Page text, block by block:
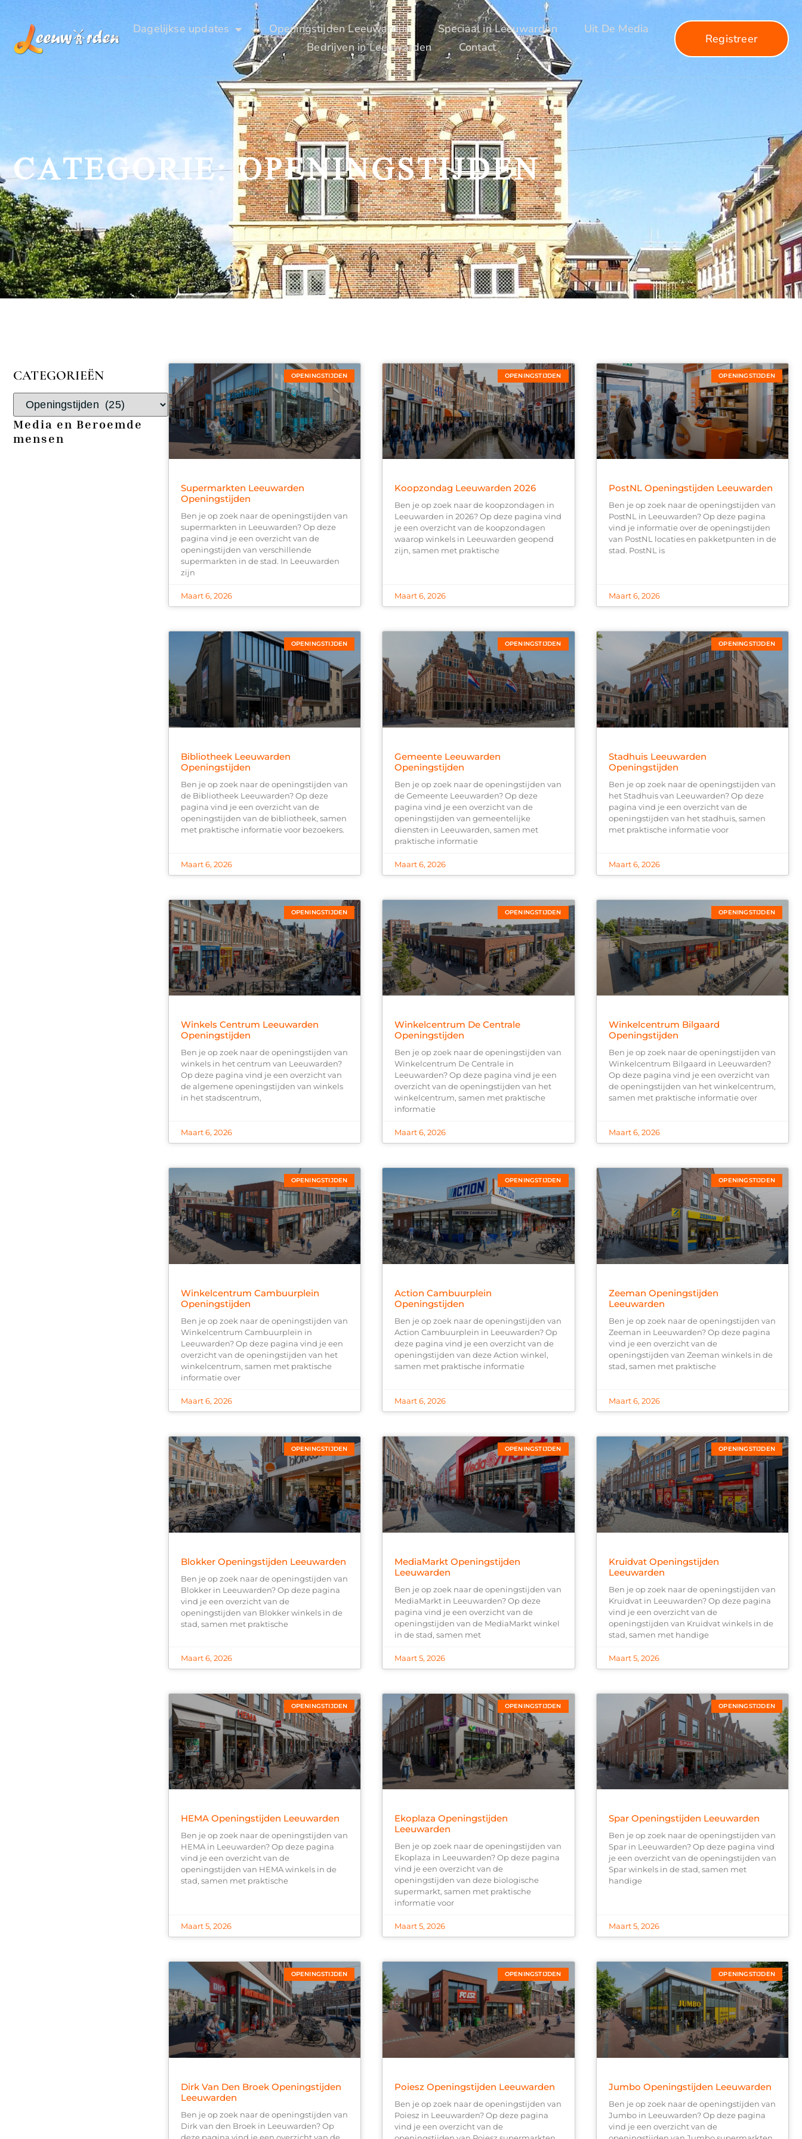
Dagelijkse updates Openingstijden Leeuwarden Speciaal in Leeuwarden
Uit De Media
Bedrijven in Leeuwarden
Contact
Registreer
CATEGORIE: OPENINGSTIJDEN
CATEGORIEËN
Media en Beroemde
mensen
OPENINGSTIJDEN
Supermarkten Leeuwarden
Openingstijden
Ben je op zoek naar de openingstijden van
supermarkten in Leeuwarden? Op deze
pagina vind je een overzicht van de
openingstijden van verschillende
supermarkten in de stad. In Leeuwarden
zijn
Maart 6, 2026
OPENINGSTIJDEN
Koopzondag Leeuwarden 2026
Ben je op zoek naar de koopzondagen in
Leeuwarden in 2026? Op deze pagina vind
je een overzicht van de koopzondagen
waarop winkels in Leeuwarden geopend
zijn, samen met praktische
Maart 6, 2026
OPENINGSTIJDEN
PostNL Openingstijden Leeuwarden
Ben je op zoek naar de openingstijden van
PostNL in Leeuwarden? Op deze pagina
vind je informatie over de openingstijden
van PostNL locaties en pakketpunten in de
stad. PostNL is
Maart 6, 2026
OPENINGSTIJDEN
Bibliotheek Leeuwarden
Openingstijden
Ben je op zoek naar de openingstijden van
de Bibliotheek Leeuwarden? Op deze
pagina vind je een overzicht van de
openingstijden van de bibliotheek, samen
met praktische informatie voor bezoekers.
Maart 6, 2026
OPENINGSTIJDEN
Gemeente Leeuwarden
Openingstijden
Ben je op zoek naar de openingstijden van
de Gemeente Leeuwarden? Op deze
pagina vind je een overzicht van de
openingstijden van gemeentelijke
diensten in Leeuwarden, samen met
praktische informatie
Maart 6, 2026
OPENINGSTIJDEN
Stadhuis Leeuwarden
Openingstijden
Ben je op zoek naar de openingstijden van
het Stadhuis van Leeuwarden? Op deze
pagina vind je een overzicht van de
openingstijden van het stadhuis, samen
met praktische informatie voor
Maart 6, 2026
OPENINGSTIJDEN
Winkels Centrum Leeuwarden
Openingstijden
Ben je op zoek naar de openingstijden van
winkels in het centrum van Leeuwarden?
Op deze pagina vind je een overzicht van
de algemene openingstijden van winkels
in het stadscentrum,
Maart 6, 2026
OPENINGSTIJDEN
Winkelcentrum De Centrale
Openingstijden
Ben je op zoek naar de openingstijden van
Winkelcentrum De Centrale in
Leeuwarden? Op deze pagina vind je een
overzicht van de openingstijden van het
winkelcentrum, samen met praktische
informatie
Maart 6, 2026
OPENINGSTIJDEN
Winkelcentrum Bilgaard
Openingstijden
Ben je op zoek naar de openingstijden van
Winkelcentrum Bilgaard in Leeuwarden?
Op deze pagina vind je een overzicht van
de openingstijden van het winkelcentrum,
samen met praktische informatie over
Maart 6, 2026
OPENINGSTIJDEN
Winkelcentrum Cambuurplein
Openingstijden
Ben je op zoek naar de openingstijden van
Winkelcentrum Cambuurplein in
Leeuwarden? Op deze pagina vind je een
overzicht van de openingstijden van het
winkelcentrum, samen met praktische
informatie over
Maart 6, 2026
OPENINGSTIJDEN
Action Cambuurplein
Openingstijden
Ben je op zoek naar de openingstijden van
Action Cambuurplein in Leeuwarden? Op
deze pagina vind je een overzicht van de
openingstijden van deze Action winkel,
samen met praktische informatie
Maart 6, 2026
OPENINGSTIJDEN
Zeeman Openingstijden
Leeuwarden
Ben je op zoek naar de openingstijden van
Zeeman in Leeuwarden? Op deze pagina
vind je een overzicht van de
openingstijden van Zeeman winkels in de
stad, samen met praktische
Maart 6, 2026
OPENINGSTIJDEN
Blokker Openingstijden Leeuwarden
Ben je op zoek naar de openingstijden van
Blokker in Leeuwarden? Op deze pagina
vind je een overzicht van de
openingstijden van Blokker winkels in de
stad, samen met praktische
Maart 6, 2026
OPENINGSTIJDEN
MediaMarkt Openingstijden
Leeuwarden
Ben je op zoek naar de openingstijden van
MediaMarkt in Leeuwarden? Op deze
pagina vind je een overzicht van de
openingstijden van de MediaMarkt winkel
in de stad, samen met
Maart 5, 2026
OPENINGSTIJDEN
Kruidvat Openingstijden
Leeuwarden
Ben je op zoek naar de openingstijden van
Kruidvat in Leeuwarden? Op deze pagina
vind je een overzicht van de
openingstijden van Kruidvat winkels in de
stad, samen met handige
Maart 5, 2026
OPENINGSTIJDEN
HEMA Openingstijden Leeuwarden
Ben je op zoek naar de openingstijden van
HEMA in Leeuwarden? Op deze pagina
vind je een overzicht van de
openingstijden van HEMA winkels in de
stad, samen met praktische
Maart 5, 2026
OPENINGSTIJDEN
Ekoplaza Openingstijden
Leeuwarden
Ben je op zoek naar de openingstijden van
Ekoplaza in Leeuwarden? Op deze pagina
vind je een overzicht van de
openingstijden van deze biologische
supermarkt, samen met praktische
informatie voor
Maart 5, 2026
OPENINGSTIJDEN
Spar Openingstijden Leeuwarden
Ben je op zoek naar de openingstijden van
Spar in Leeuwarden? Op deze pagina vind
je een overzicht van de openingstijden van
Spar winkels in de stad, samen met
handige
Maart 5, 2026
OPENINGSTIJDEN
Dirk Van Den Broek Openingstijden
Leeuwarden
Ben je op zoek naar de openingstijden van
Dirk van den Broek in Leeuwarden? Op
OPENINGSTIJDEN
Poiesz Openingstijden Leeuwarden
Ben je op zoek naar de openingstijden van
Poiesz in Leeuwarden? Op deze pagina
vind je een overzicht van de
OPENINGSTIJDEN
Jumbo Openingstijden Leeuwarden
Ben je op zoek naar de openingstijden van
Jumbo in Leeuwarden? Op deze pagina
vind je een overzicht van de